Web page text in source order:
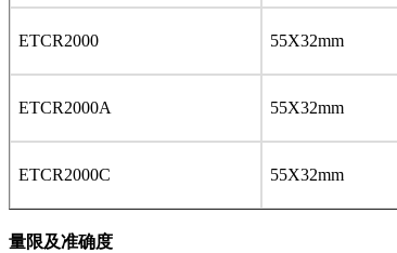
ETCR2000 55X32mm
ETCR2000A 55X32mm
ETCR2000C 55X32mm
量限及准确度